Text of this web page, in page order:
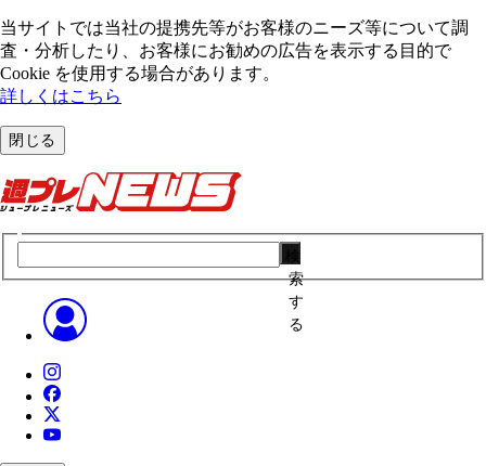
当サイトでは当社の提携先等がお客様のニーズ等について調
査・分析したり、お客様にお勧めの広告を表⽰する⽬的で
Cookie を使⽤する場合があります。
詳しくはこちら
閉じる
索
す
る